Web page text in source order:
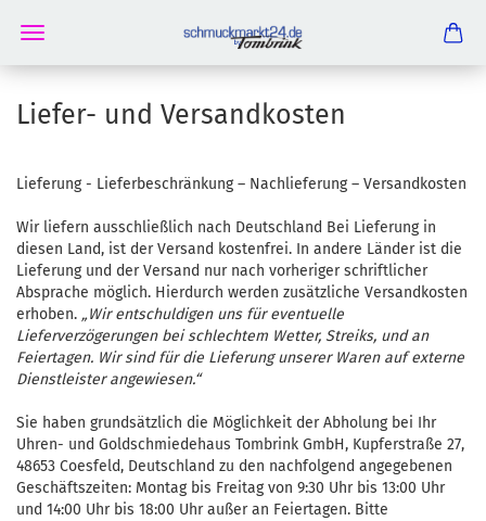
Liefer- und Versandkosten
Lieferung - Lieferbeschränkung – Nachlieferung – Versandkosten
Wir liefern ausschließlich nach Deutschland Bei Lieferung in
diesen Land, ist der Versand kostenfrei. In andere Länder ist die
Lieferung und der Versand nur nach vorheriger schriftlicher
Absprache möglich. Hierdurch werden zusätzliche Versandkosten
erhoben. „Wir entschuldigen uns für eventuelle
Lieferverzögerungen bei schlechtem Wetter, Streiks, und an
Feiertagen. Wir sind für die Lieferung unserer Waren auf externe
Dienstleister angewiesen.“
Sie haben grundsätzlich die Möglichkeit der Abholung bei Ihr
Uhren- und Goldschmiedehaus Tombrink GmbH, Kupferstraße 27,
48653 Coesfeld, Deutschland zu den nachfolgend angegebenen
Geschäftszeiten: Montag bis Freitag von 9:30 Uhr bis 13:00 Uhr
und 14:00 Uhr bis 18:00 Uhr außer an Feiertagen. Bitte